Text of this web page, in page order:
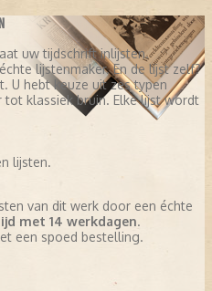
uw tijdschrift inlijsten.
lijstenmaker. En de lijst zelf?
U hebt keuze uit zes typen
klassiek bruin. Elke lijst wordt
lijsten.
van dit werk door een échte
met 14 werkdagen.
een spoed bestelling.